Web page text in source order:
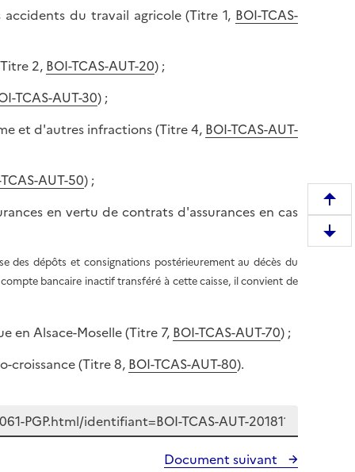
du travail agricole (Titre 1, BOI-TCAS-
2, BOI-TCAS-AUT-20) ;
TCAS-AUT-30) ;
et d'autres infractions (Titre 4, BOI-TCAS-AUT-
AUT-50) ;
en vertu de contrats d'assurances en cas
des dépôts et consignations postérieurement au décès du
bancaire inactif transféré à cette caisse, il convient de
en Alsace-Moselle (Titre 7, BOI-TCAS-AUT-70) ;
croissance (Titre 8, BOI-TCAS-AUT-80).
Document suivant
e
m
D